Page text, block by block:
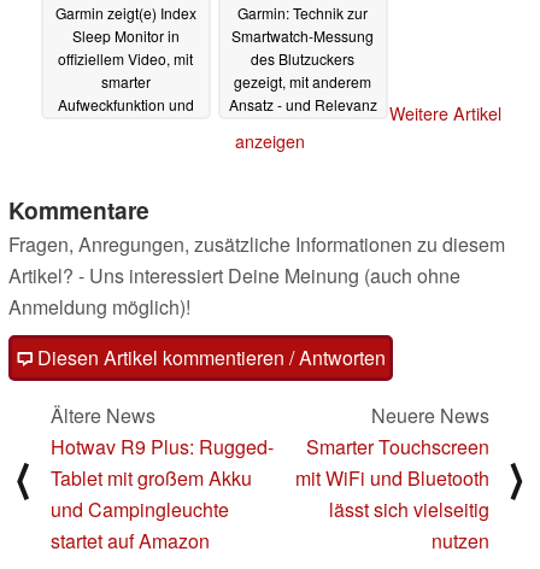
Garmin zeigt(e) Index
Sleep Monitor in
offiziellem Video, mit
smarter
Aufweckfunktion und
Garmin: Technik zur
Smartwatch-Messung
des Blutzuckers
gezeigt, mit anderem
Ansatz - und Relevanz
Weitere Artikel
anzeigen
Kommentare
Fragen, Anregungen, zusätzliche Informationen zu diesem
Artikel? - Uns interessiert Deine Meinung (auch ohne
Anmeldung möglich)!
Diesen Artikel kommentieren / Antworten
⟨
Ältere News
Hotwav R9 Plus: Rugged-
Tablet mit großem Akku
und Campingleuchte
startet auf Amazon
Neuere News
Smarter Touchscreen
mit WiFi und Bluetooth
lässt sich vielseitig
nutzen
⟩